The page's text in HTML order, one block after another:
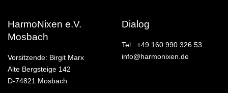
HarmoNixen e.V.
Mosbach
Vorsitzende: Birgit Marx
Alte Bergsteige 142
D-74821 Mosbach
Dialog
Tel.: +49 160 990 326 53
info@harmonixen.de